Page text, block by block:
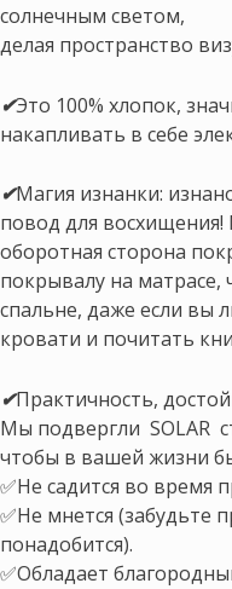
солнечным светом,
делая пространство
✔Это 100% хлопок,
накапливать в себе
✔Магия изнанки:
повод для восхищения!
оборотная сторона
покрывалу на матрасе,
спальне, даже если вы
кровати и почитать
✔Практичность,
Мы подвергли SOLAR
чтобы в вашей жизни
✅Не садится во время
✅Не мнется (забудьте
понадобится).
✅Обладает